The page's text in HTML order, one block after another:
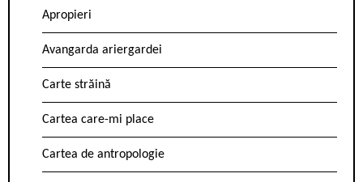
Apropieri
Avangarda ariergardei
Carte străină
Cartea care-mi place
Cartea de antropologie